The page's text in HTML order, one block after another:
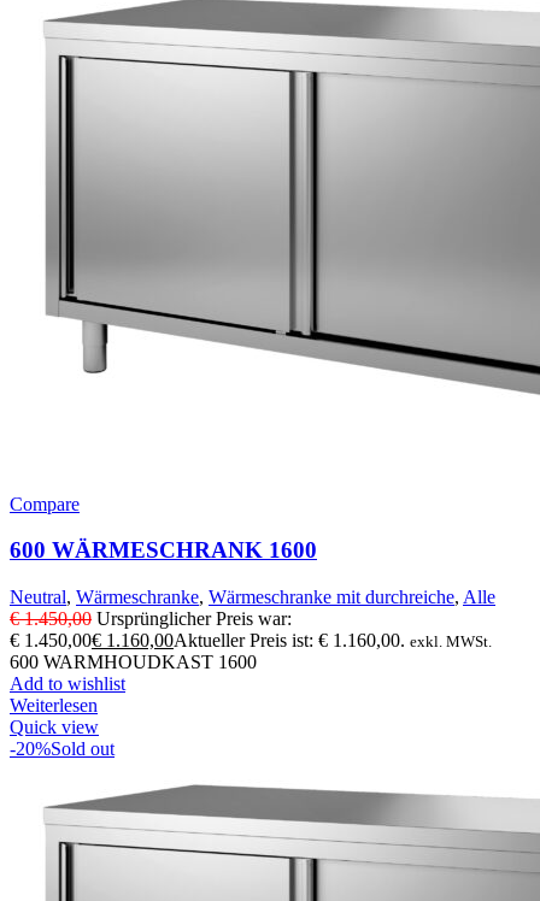
Compare
600 WÄRMESCHRANK 1600
Neutral, Wärmeschranke, Wärmeschranke mit durchreiche, Alle
€1.450,00 Ursprünglicher Preis war:
€ 1.450,00€ 1.160,00Aktueller Preis ist: € 1.160,00. exkl. MWSt.
600 WARMHOUDKAST 1600
Add to wishlist
Weiterlesen
Quick view
-20%Sold out